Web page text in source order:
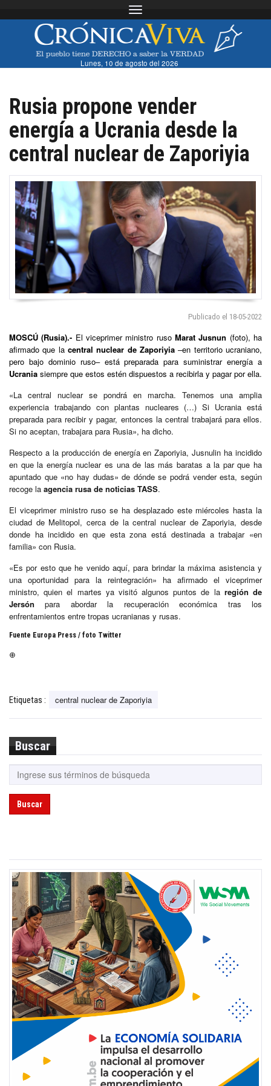
Toggle navigation
Lunes, 10 de agosto del 2026
Rusia propone vender
energía a Ucrania desde la
central nuclear de Zaporiyia
Publicado el 18-05-2022
MOSCÚ (Rusia).- El viceprimer ministro rusoMarat Jusnun (foto), ha
afirmado que la central nuclear de Zaporiyia –en territorio ucraniano,
pero bajo dominio ruso– está preparada para suministrar energía a
Ucrania siempre que estos estén dispuestos a recibirla y pagar por ella.
«La central nuclear se pondrá en marcha. Tenemos una amplia
experiencia trabajando con plantas nucleares (…) Si Ucrania está
preparada para recibir y pagar, entonces la central trabajará para ellos.
Si no aceptan, trabajara para Rusia», ha dicho.
Respecto a la producción de energía en Zaporiyia, Jusnulin ha incidido
en que la energía nuclear es una de las más baratas a la par que ha
apuntado que «no hay dudas» de dónde se podrá vender esta, según
recoge la agencia rusa de noticias TASS.
El viceprimer ministro ruso se ha desplazado este miércoles hasta la
ciudad de Melitopol, cerca de la central nuclear de Zaporiyia, desde
donde ha incidido en que esta zona está destinada a trabajar «en
familia» con Rusia.
«Es por esto que he venido aquí, para brindar la máxima asistencia y
una oportunidad para la reintegración» ha afirmado el viceprimer
ministro, quien el martes ya visitó algunos puntos de la región de
Jersón para abordar la recuperación económica tras los
enfrentamientos entre tropas ucranianas y rusas.
Fuente Europa Press / foto Twitter
⊕
Etiquetas : central nuclear de Zaporiyia
Buscar
Buscar